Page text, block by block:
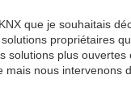
que je souhaitais
propriétaires
solutions plus
mais nous